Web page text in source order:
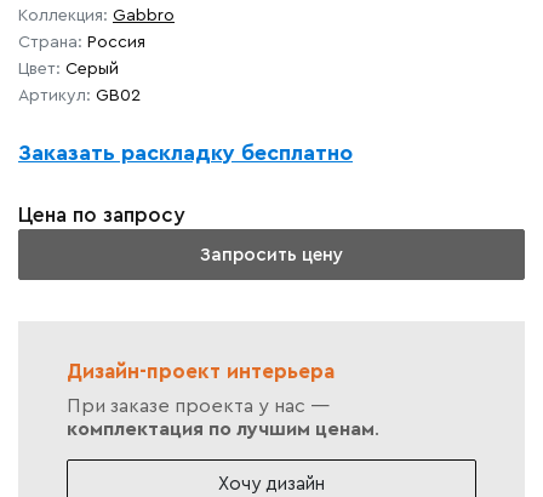
Коллекция: Gabbro
Страна: Россия
Цвет: Серый
Артикул: GB02
Заказать раскладку бесплатно
Цена по запросу
Запросить цену
Дизайн-проект интерьера
При заказе проекта у нас —
комплектация по лучшим ценам.
Хочу дизайн